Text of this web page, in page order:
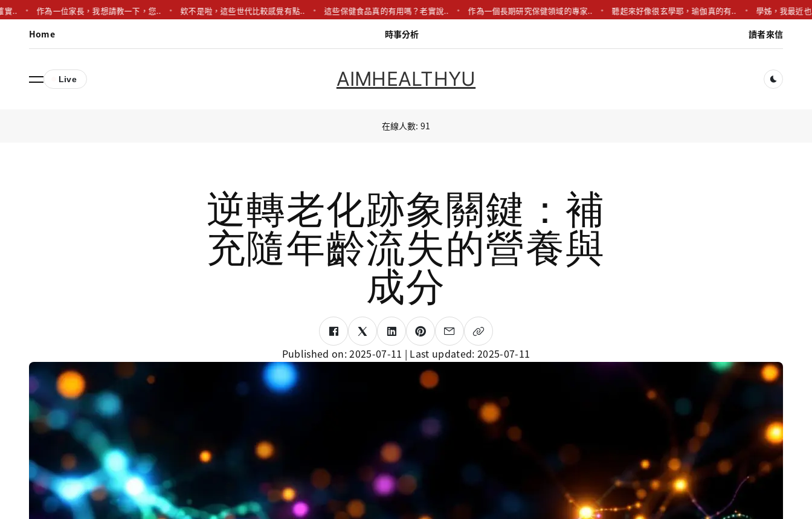
作為一位家長，我想請教一下，您.. 欸不是啦，這些世代比較感覺有點.. 這些保健食品真的有用嗎？老實說.. 作為一個長期研究保健領域的專家.. 聽起來好像很玄學耶，瑜伽真的有.. 學姊，我最近也常常經
Home 時事分析 讀者來信
Live AIMHEALTHYU
在線人數: 91
逆轉老化跡象關鍵：補
充隨年齡流失的營養與
成分
Published on:2025-07-11 | Last updated: 2025-07-11